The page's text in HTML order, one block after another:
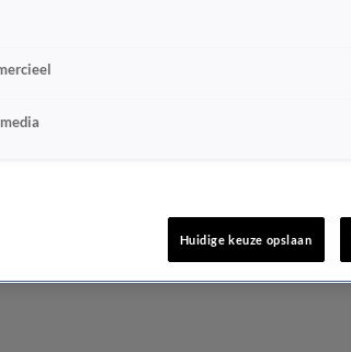
Huidige keuze opslaan